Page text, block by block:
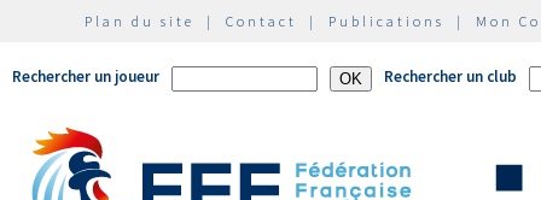
Plan du site | Contact | Publications | Mon
Rechercher un joueur Rechercher un club